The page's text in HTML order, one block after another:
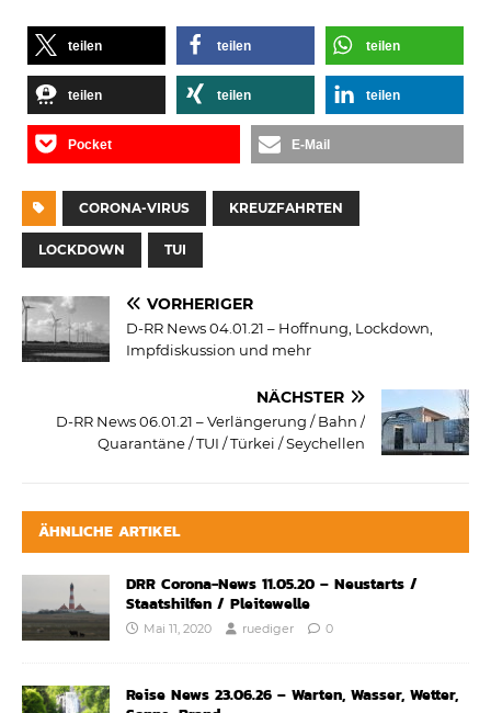
teilen teilen teilen
teilen teilen teilen
Pocket E-Mail
CORONA-VIRUS KREUZFAHRTEN
LOCKDOWN TUI
VORHERIGER
D-RR News 04.01.21 – Hoffnung, Lockdown,
Impfdiskussion und mehr
NÄCHSTER
D-RR News 06.01.21 – Verlängerung / Bahn /
Quarantäne / TUI / Türkei / Seychellen
ÄHNLICHE ARTIKEL
DRR Corona-News 11.05.20 – Neustarts /
Staatshilfen / Pleitewelle
Mai 11, 2020 ruediger 0
Reise News 23.06.26 – Warten, Wasser, Wetter,